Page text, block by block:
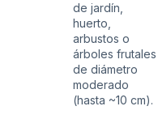
de jardín,
huerto,
arbustos o
árboles frutales
de diámetro
moderado
(hasta ~10 cm).